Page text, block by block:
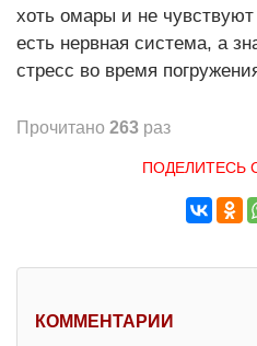
хоть омары и не
есть нервная система, а
стресс во время
Прочитано 263 раз
ПОДЕЛИТЕСЬ
КОММЕНТАРИИ